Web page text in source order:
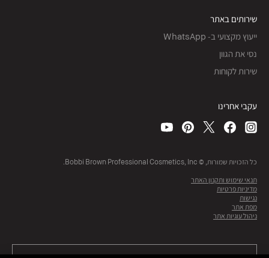
שירותים באתר
ייעוץ מקצועי ב- WhatsApp
נסי את הגוון
שירות לקוחות
עקבי אחרינו
כל הזכויות שמורות, © Bobbi Brown Professional Cosmetics, Inc.
תנאי שימוש ותקנון האתר
מדיניות פרטיות
נגישות
מפת אתר
ניהול עוגיות אתר